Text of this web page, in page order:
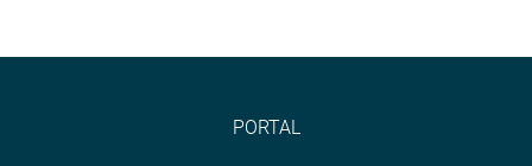
PORTAL